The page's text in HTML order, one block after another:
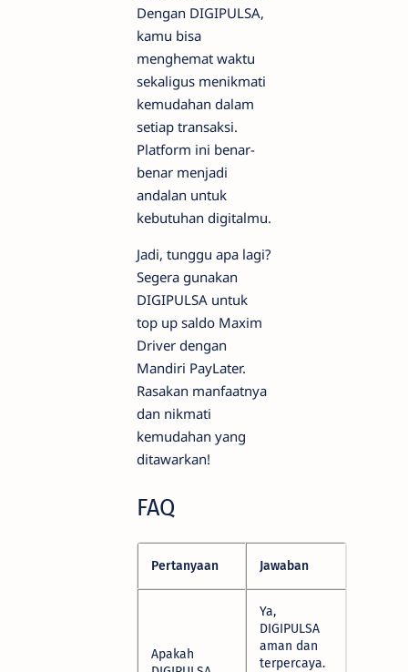
Dengan DIGIPULSA,
kamu bisa
menghemat waktu
sekaligus menikmati
kemudahan dalam
setiap transaksi.
Platform ini benar-
benar menjadi
andalan untuk
kebutuhan digitalmu.
Jadi, tunggu apa lagi?
Segera gunakan
DIGIPULSA untuk
top up saldo Maxim
Driver dengan
Mandiri PayLater.
Rasakan manfaatnya
dan nikmati
kemudahan yang
ditawarkan!
FAQ
Pertanyaan Jawaban
Apakah
Ya,
DIGIPULSA
aman dan
terpercaya.